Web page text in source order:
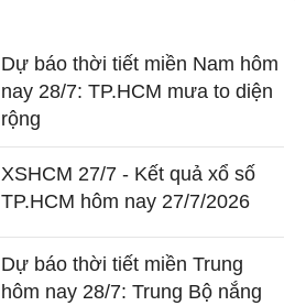
Dự báo thời tiết miền Nam hôm
nay 28/7: TP.HCM mưa to diện
rộng
XSHCM 27/7 - Kết quả xổ số
TP.HCM hôm nay 27/7/2026
Dự báo thời tiết miền Trung
hôm nay 28/7: Trung Bộ nắng